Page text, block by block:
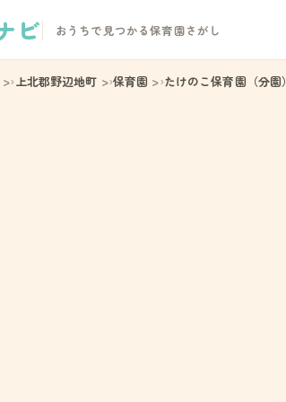
ビ おうちで見つかる保育園さがし
上北郡野辺地町 保育園 たけのこ保育園（分園）